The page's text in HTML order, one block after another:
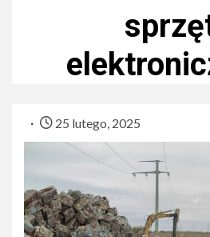
25 lutego, 2025